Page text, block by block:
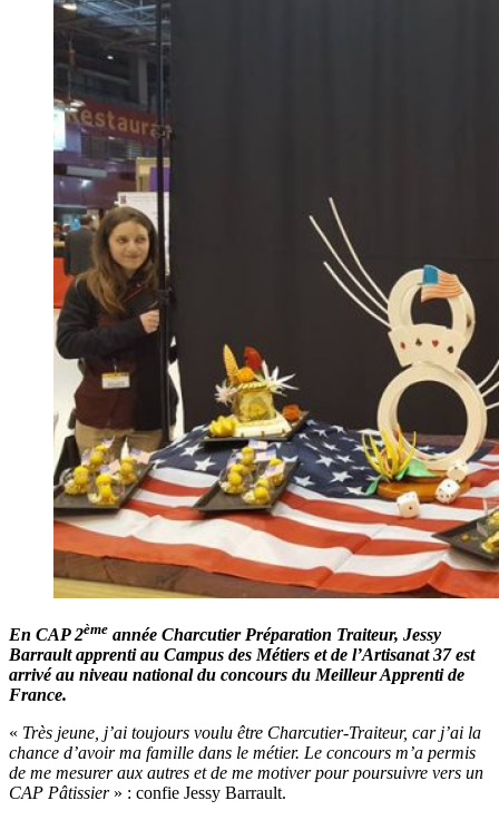
En CAP 2ème année Charcutier Préparation Traiteur, Jessy
Barrault apprenti au Campus des Métiers et de l’Artisanat 37 est
arrivé au niveau national du concours du Meilleur Apprenti de
France.
« Très jeune, j’ai toujours voulu être Charcutier-Traiteur, car j’ai la
chance d’avoir ma famille dans le métier. Le concours m’a permis
de me mesurer aux autres et de me motiver pour poursuivre vers un
CAP Pâtissier» : confie Jessy Barrault.